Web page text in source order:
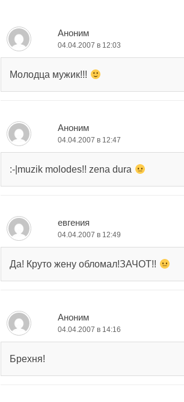
Аноним
04.04.2007 в 12:03
Молодца мужик!!!
Аноним
04.04.2007 в 12:47
:-|muzik molodes!! zena dura
евгения
04.04.2007 в 12:49
Да! Круто жену обломал!ЗАЧОТ!!
Аноним
04.04.2007 в 14:16
Брехня!